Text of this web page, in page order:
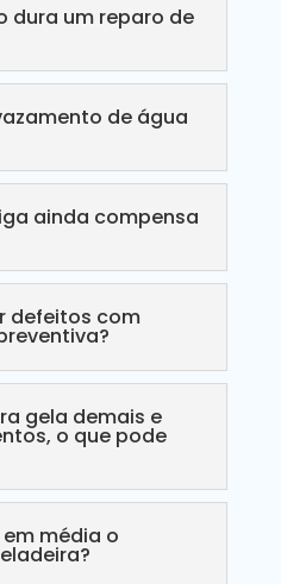
dura um reparo de
de água
ainda compensa
defeitos com
gela demais e
o que pode
média o